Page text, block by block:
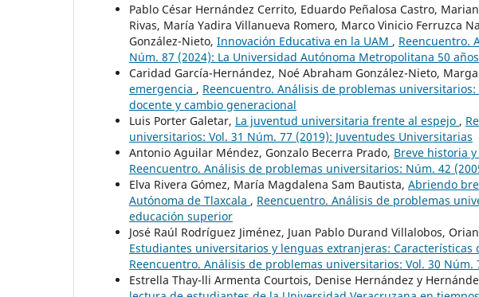
Pablo César Hernández Cerrito, Eduardo Peñalosa Castro,
Rivas, María Yadira Villanueva Romero, Marco Vinicio Ferruzca
González-Nieto, Innovación Educativa en la UAM , Reencuentro.
Núm. 87 (2024): La Universidad Autónoma Metropolitana 50
Caridad García-Hernández, Noé Abraham González-Nieto,
emergencia , Reencuentro. Análisis de problemas
docente y cambio generacional
Luis Porter Galetar, La juventud universitaria frente al espejo ,
universitarios: Vol. 31 Núm. 77 (2019): Juventudes Universitarias
Antonio Aguilar Méndez, Gonzalo Becerra Prado, Breve historia
Reencuentro. Análisis de problemas universitarios: Núm. 42
Elva Rivera Gómez, María Magdalena Sam Bautista, Abriendo
Autónoma de Tlaxcala , Reencuentro. Análisis de problemas
educación superior
José Raúl Rodríguez Jiménez, Juan Pablo Durand Villalobos,
Estudiantes universitarios y lenguas extranjeras:
Reencuentro. Análisis de problemas universitarios: Vol. 30
Estrella Thay-lli Armenta Courtois, Denise Hernández y